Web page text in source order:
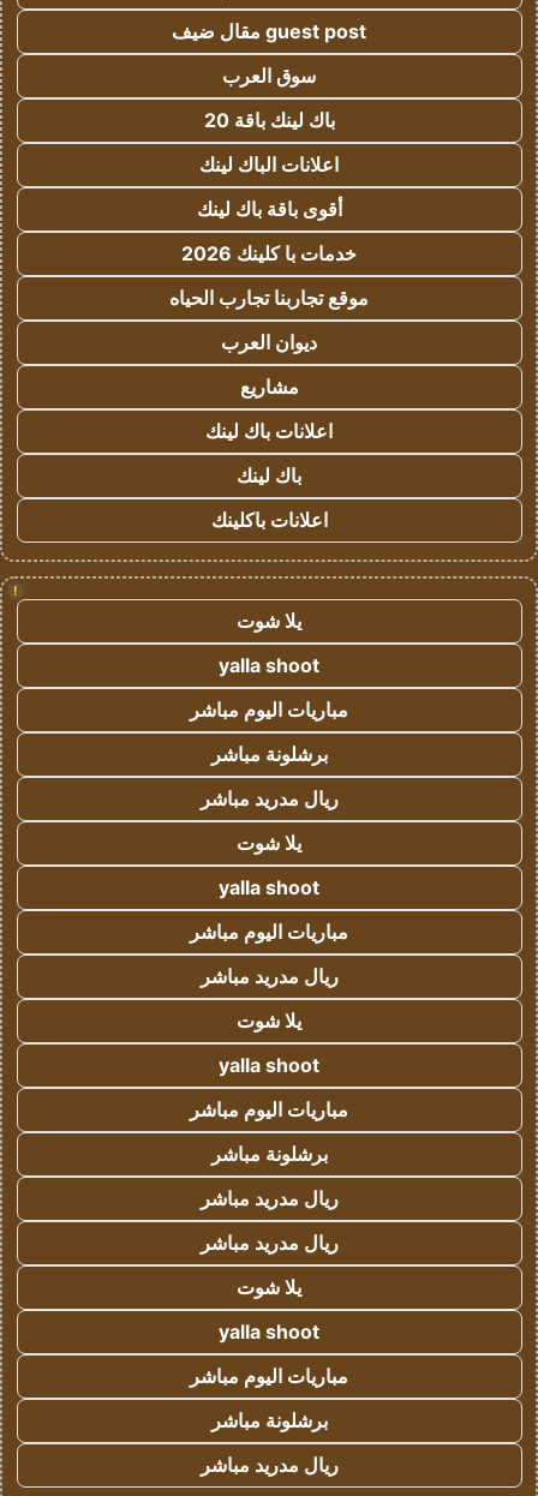
guest post مقال ضيف
سوق العرب
باك لينك باقة 20
اعلانات الباك لينك
أقوى باقة باك لينك
خدمات با كلينك 2026
موقع تجاربنا تجارب الحياه
ديوان العرب
مشاريع
اعلانات باك لينك
باك لينك
اعلانات باكلينك
!
يلا شوت
yalla shoot
مباريات اليوم مباشر
برشلونة مباشر
ريال مدريد مباشر
يلا شوت
yalla shoot
مباريات اليوم مباشر
ريال مدريد مباشر
يلا شوت
yalla shoot
مباريات اليوم مباشر
برشلونة مباشر
ريال مدريد مباشر
ريال مدريد مباشر
يلا شوت
yalla shoot
مباريات اليوم مباشر
برشلونة مباشر
ريال مدريد مباشر